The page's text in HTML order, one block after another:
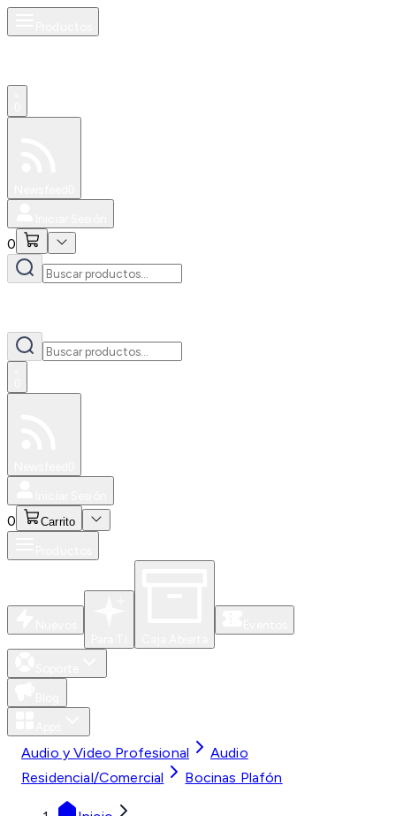
0
0 Carrito
Audio y Video Profesional
Audio
Residencial/Comercial
Bocinas Plafón